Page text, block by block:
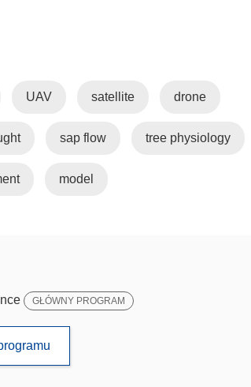
UAV satellite drone
sap flow tree physiology
model
GŁÓWNY PROGRAM